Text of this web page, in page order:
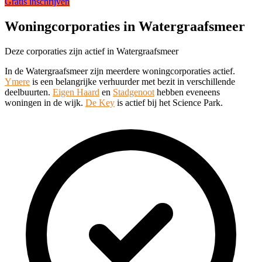
Woningcorporaties in Watergraafsmeer
Deze corporaties zijn actief in Watergraafsmeer
In de Watergraafsmeer zijn meerdere woningcorporaties actief.
Ymere is een belangrijke verhuurder met bezit in verschillende
deelbuurten. Eigen Haard en Stadgenoot hebben eveneens
woningen in de wijk. De Key is actief bij het Science Park.